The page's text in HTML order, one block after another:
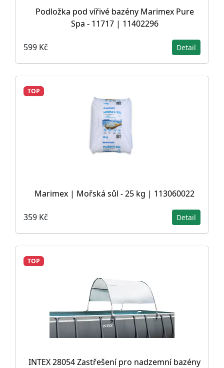
Podložka pod vířivé bazény Marimex Pure
Spa - 11717 | 11402296
599 Kč Detail
TOP
Marimex | Mořská sůl - 25 kg | 113060022
359 Kč Detail
TOP
INTEX 28054 Zastřešení pro nadzemní bazény